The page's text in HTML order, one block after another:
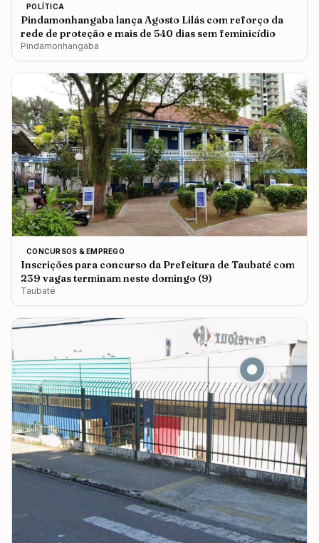
POLÍTICA
Pindamonhangaba lança Agosto Lilás com reforço da
rede de proteção e mais de 540 dias sem feminicídio
Pindamonhangaba
CONCURSOS & EMPREGO
Inscrições para concurso da Prefeitura de Taubaté com
239 vagas terminam neste domingo (9)
Taubaté